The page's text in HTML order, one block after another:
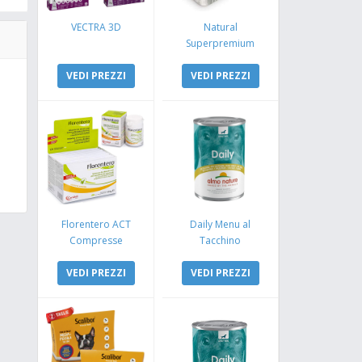
VECTRA 3D
VEDI PREZZI
Natural
Superpremium
Coniglio e Mela
VEDI PREZZI
Florentero ACT
Compresse
VEDI PREZZI
Daily Menu al
Tacchino
VEDI PREZZI